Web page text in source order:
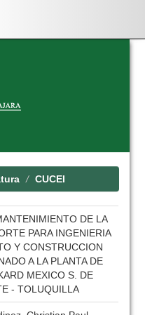
CUCEI
DE LA
PARA INGENIERIA
Y CONSTRUCCION
A LA PLANTA DE
MEXICO S. DE
- TOLUQUILLA